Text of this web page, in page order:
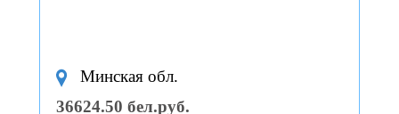
Минская обл.
36624.50 бел.руб.